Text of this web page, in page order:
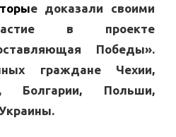
е доказали своими
в проекте
Победы».
граждане Чехии,
Болгарии, Польши,